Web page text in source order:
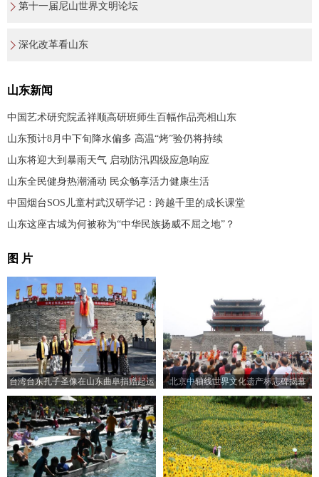
第十一届尼山世界文明论坛
深化改革看山东
山东新闻
中国艺术研究院孟祥顺高研班师生百幅作品亮相山东
山东预计8月中下旬降水偏多 高温“烤”验仍将持续
山东将迎大到暴雨天气 启动防汛四级应急响应
山东全民健身热潮涌动 民众畅享活力健康生活
中国烟台SOS儿童村武汉研学记：跨越千里的成长课堂
山东这座古城为何被称为“中华民族扬威不屈之地”？
图 片
台湾台东孔子圣像在山东曲阜捐赠起运 北京中轴线世界文化遗产标志碑揭幕